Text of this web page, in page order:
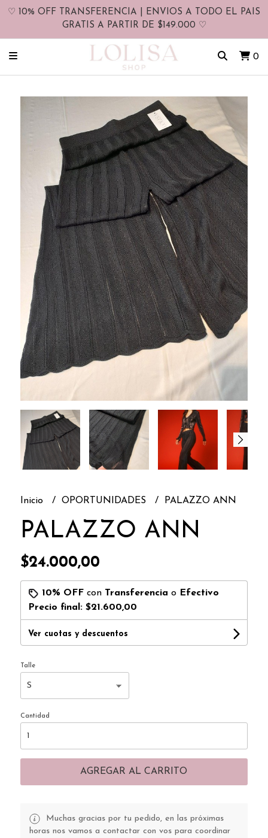
♡ 10% OFF TRANSFERENCIA | ENVIOS A TODO EL PAIS
GRATIS A PARTIR DE $149.000 ♡
0
Inicio OPORTUNIDADES PALAZZO ANN
PALAZZO ANN
$24.000,00
10% OFFcon Transferencia o Efectivo
Precio final: $21.600,00
Ver cuotas y descuentos
Talle
Cantidad
AGREGAR AL CARRITO
Muchas gracias por tu pedido, en las próximas
horas nos vamos a contactar con vos para coordinar